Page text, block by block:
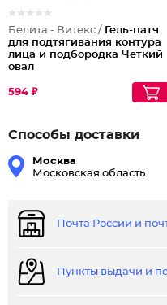
Белита - Витекс / Гель-патч
для подтягивания контура
лица и подбородка Четкий
овал
594 ₽
Способы доставки
Москва
Московская область
Почта России и
Пункты выдачи и